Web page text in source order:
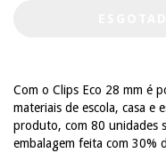
Com o Clips Eco 28 mm é
materiais de escola, casa e
produto, com 80 unidades
embalagem feita com 30%